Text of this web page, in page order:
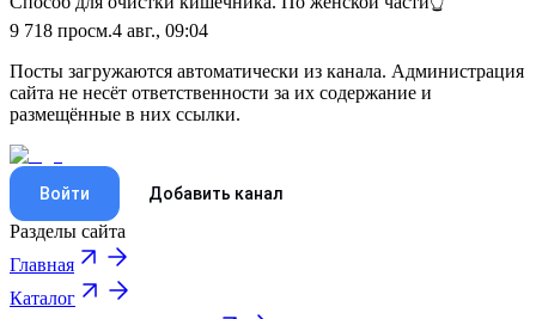
9 718 просм.4 авг., 09:04
Посты загружаются автоматически из канала. Администрация
сайта не несёт ответственности за их содержание и
размещённые в них ссылки.
Войти Добавить канал
Разделы сайта
Главная
Каталог